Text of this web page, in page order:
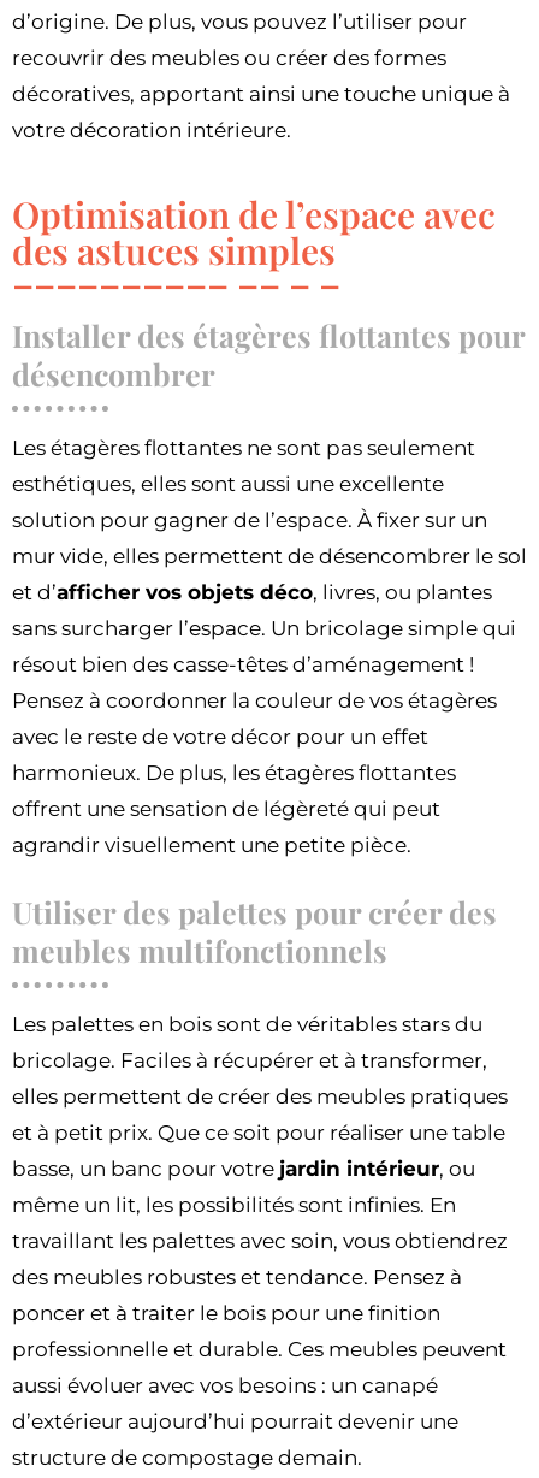
d’origine. De plus, vous pouvez l’utiliser pour
recouvrir des meubles ou créer des formes
décoratives, apportant ainsi une touche unique à
votre décoration intérieure.
Optimisation de l’espace avec
des astuces simples
Installer des étagères flottantes pour
désencombrer
Les étagères flottantes ne sont pas seulement
esthétiques, elles sont aussi une excellente
solution pour gagner de l’espace. À fixer sur un
mur vide, elles permettent de désencombrer le sol
et d’afficher vos objets déco, livres, ou plantes
sans surcharger l’espace. Un bricolage simple qui
résout bien des casse-têtes d’aménagement !
Pensez à coordonner la couleur de vos étagères
avec le reste de votre décor pour un effet
harmonieux. De plus, les étagères flottantes
offrent une sensation de légèreté qui peut
agrandir visuellement une petite pièce.
Utiliser des palettes pour créer des
meubles multifonctionnels
Les palettes en bois sont de véritables stars du
bricolage. Faciles à récupérer et à transformer,
elles permettent de créer des meubles pratiques
et à petit prix. Que ce soit pour réaliser une table
basse, un banc pour votre jardin intérieur, ou
même un lit, les possibilités sont infinies. En
travaillant les palettes avec soin, vous obtiendrez
des meubles robustes et tendance. Pensez à
poncer et à traiter le bois pour une finition
professionnelle et durable. Ces meubles peuvent
aussi évoluer avec vos besoins : un canapé
d’extérieur aujourd’hui pourrait devenir une
structure de compostage demain.